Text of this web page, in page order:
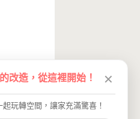
改造，從這裡開始！ ✕
起玩轉空間，讓家充滿驚喜！